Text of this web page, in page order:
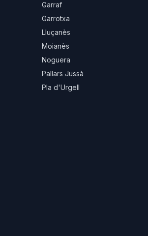
Garraf
Garrotxa
Lluçanès
Moianès
Noguera
Pallars Jussà
Pla d'Urgell